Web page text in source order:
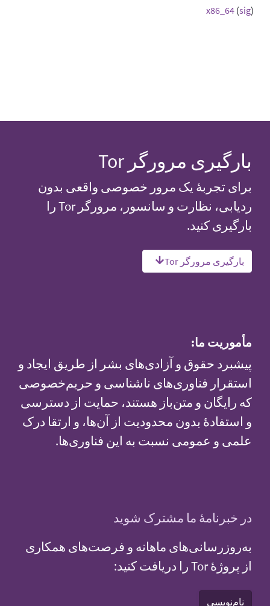
x86_64 (sig)
بارگیری مرورگر Tor
برای تجربهٔ یک مرور خصوصی واقعی بدون
ردیابی، نظارت و سانسور، مرورگر Tor را
بارگیری کنید.
بارگیری مرورگر Tor
مأموریت ما:
پیشبرد حقوق و آزادی‌های بشر از طریق ایجاد و
استقرار فناوری‌های ناشناسی و حریم‌خصوصی
که رایگان و متن‌باز هستند، حمایت از دسترسی
و استفادهٔ بدون محدودیت از آن‌ها، و ارتقا درک
علمی و عمومی نسبت به این فناوری‌ها.
در خبرنامهٔ ما مشترک شوید
به‌روزرسانی‌های ماهانه و فرصت‌های همکاری
از پروژهٔ Tor را دریافت کنید:
نام‌نویسی